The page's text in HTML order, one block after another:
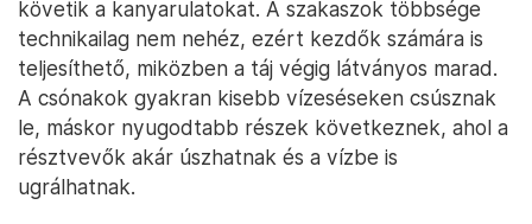
Zrmanja-folyó – Fotó: Julien Duval
A folyó világos mészkősziklák között kanyarog,
mély kanyonokat vájva a fennsíkba. A víz színe
sokszor egészen világos, türkiz árnyalatú,
különösen a napos szakaszokon. A mederben